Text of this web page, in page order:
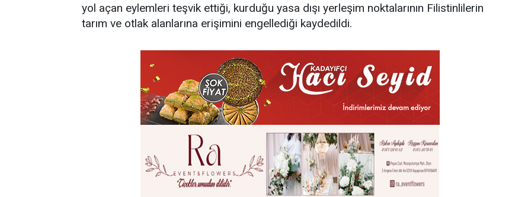
yol açan eylemleri teşvik ettiği, kurduğu yasa dışı yerleşim noktalarının Filistinlilerin
tarım ve otlak alanlarına erişimini engellediği kaydedildi.